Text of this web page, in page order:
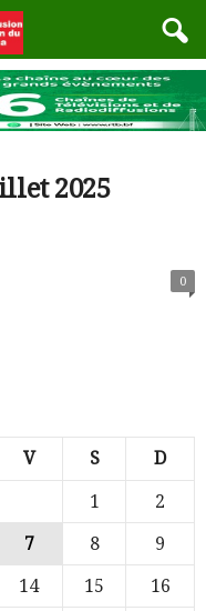
2025
0
V S D
1
2
7 8
9
14 15
16